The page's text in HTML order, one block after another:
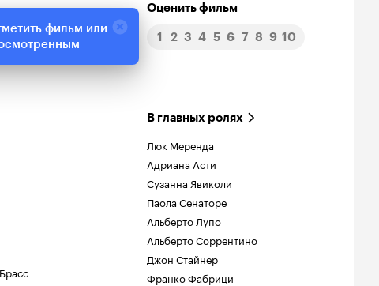
Кинопоиска
4.8
Оценить фильм
1 2 3 4 5 6 7 8 9 10
В главных ролях
Люк Меренда
Адриана Асти
Сузанна Явиколи
Паола Сенаторе
Альберто Лупо
Альберто Соррентино
Джон Стайнер
Франко Фабрици
фильм или